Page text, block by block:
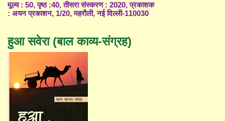
मूल्य : 50, पृष्ठ :40, तीसरा संस्करण : 2020, प्रकाशक
: अयन प्रकाशन, 1/20, महरौली, नई दिल्ली-110030
हुआ सवेरा (बाल काव्य-संग्रह)